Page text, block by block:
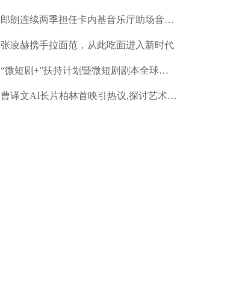
郎朗连续两季担任卡内基音乐厅助场音乐家，中国钢
张凌赫携手拉面范，从此吃面进入新时代
“微短剧+”扶持计划暨微短剧剧本全球征集活动
曹译文AI长片柏林首映引热议,探讨艺术与科技的